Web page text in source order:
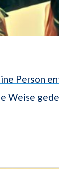
Person
Weise